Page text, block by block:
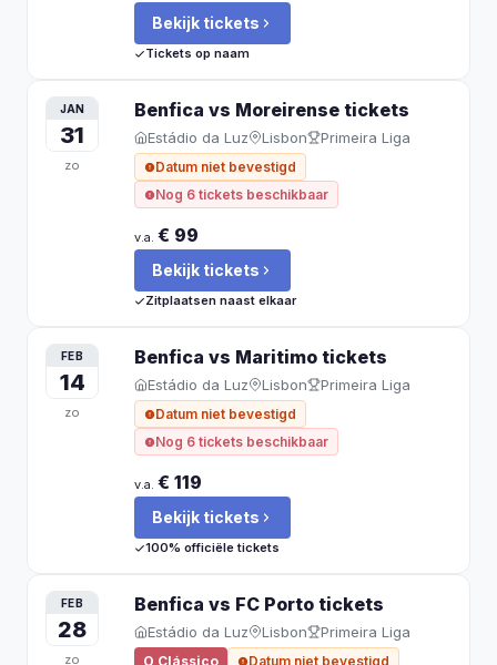
Bekijk tickets
Tickets op naam
JAN
31
zo
Benfica vs Moreirense tickets
Estádio da Luz Lisbon Primeira Liga
Datum niet bevestigd
Nog 6 tickets beschikbaar
v.a. € 99
Bekijk tickets
Zitplaatsen naast elkaar
FEB
14
zo
Benfica vs Maritimo tickets
Estádio da Luz Lisbon Primeira Liga
Datum niet bevestigd
Nog 6 tickets beschikbaar
v.a. € 119
Bekijk tickets
100% officiële tickets
FEB
28
zo
Benfica vs FC Porto tickets
Estádio da Luz Lisbon Primeira Liga
O Clássico Datum niet bevestigd